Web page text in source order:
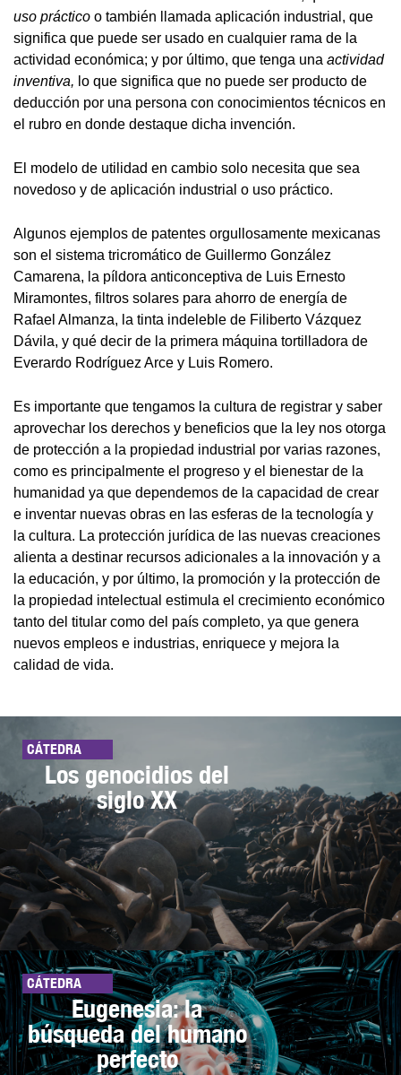
uso práctico o también llamada aplicación industrial, que
significa que puede ser usado en cualquier rama de la
actividad económica; y por último, que tenga una actividad
inventiva, lo que significa que no puede ser producto de
deducción por una persona con conocimientos técnicos en
el rubro en donde destaque dicha invención.
El modelo de utilidad en cambio solo necesita que sea
novedoso y de aplicación industrial o uso práctico.
Algunos ejemplos de patentes orgullosamente mexicanas
son el sistema tricromático de Guillermo González
Camarena, la píldora anticonceptiva de Luis Ernesto
Miramontes, filtros solares para ahorro de energía de
Rafael Almanza, la tinta indeleble de Filiberto Vázquez
Dávila, y qué decir de la primera máquina tortilladora de
Everardo Rodríguez Arce y Luis Romero.
Es importante que tengamos la cultura de registrar y saber
aprovechar los derechos y beneficios que la ley nos otorga
de protección a la propiedad industrial por varias razones,
como es principalmente el progreso y el bienestar de la
humanidad ya que dependemos de la capacidad de crear
e inventar nuevas obras en las esferas de la tecnología y
la cultura. La protección jurídica de las nuevas creaciones
alienta a destinar recursos adicionales a la innovación y a
la educación, y por último, la promoción y la protección de
la propiedad intelectual estimula el crecimiento económico
tanto del titular como del país completo, ya que genera
nuevos empleos e industrias, enriquece y mejora la
calidad de vida.
CÁTEDRA
Los genocidios del
siglo XX
CÁTEDRA
Eugenesia: la
búsqueda del humano
perfecto